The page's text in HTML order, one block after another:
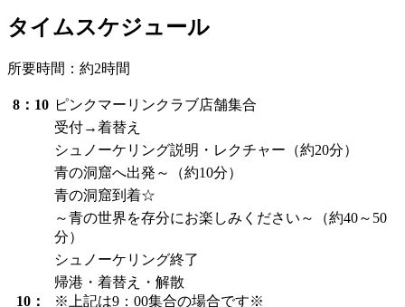
タイムスケジュール
所要時間：約2時間
8：10 ピンクマーリンクラブ店舗集合
受付→着替え
シュノーケリング説明・レクチャー（約20分）
青の洞窟へ出発～（約10分）
青の洞窟到着☆
～青の世界を存分にお楽しみください～（約40～50
分）
シュノーケリング終了
10：
帰港・着替え・解散
※上記は9：00集合の場合です※